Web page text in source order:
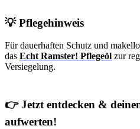
💡Pflegehinweis
Für dauerhaften Schutz und
das Echt Ramster! Pflegeöl zur
Versiegelung.
👉Jetzt entdecken &
aufwerten!